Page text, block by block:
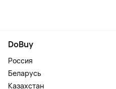
DoBuy
Россия
Беларусь
Казахстан